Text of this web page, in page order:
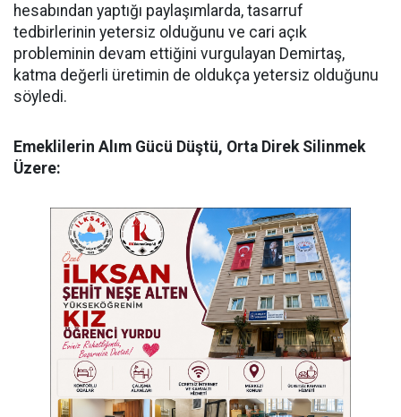
hesabından yaptığı paylaşımlarda, tasarruf
tedbirlerinin yetersiz olduğunu ve cari açık
probleminin devam ettiğini vurgulayan Demirtaş,
katma değerli üretimin de oldukça yetersiz olduğunu
söyledi.
Emeklilerin Alım Gücü Düştü, Orta Direk Silinmek
Üzere: